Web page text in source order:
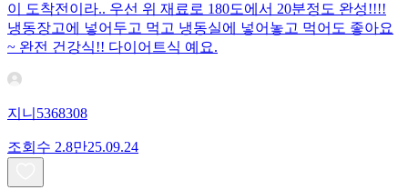
이 도착전이라.. 우선 위 재료로 180도에서 20분정도 완성!!!!
냉동장고에 넣어두고 먹고 냉동실에 넣어놓고 먹어도 좋아요
~ 완전 건강식!! 다이어트식 예요.
지니5368308
조회수 2.8만25.09.24